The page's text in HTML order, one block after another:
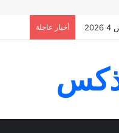
أخبار عاجلة